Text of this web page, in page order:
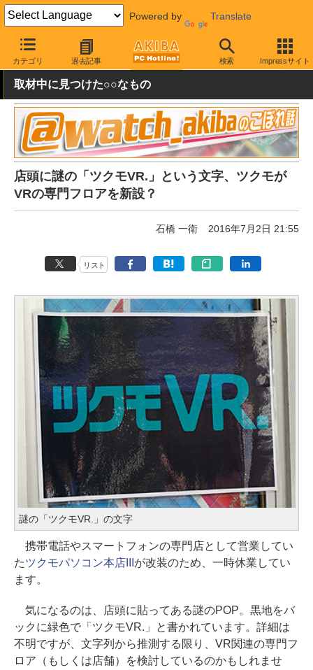
Powered by Translate
カテゴリ 過去記事 検索 Impressサイト
AKIBA PC Hotline! 秋葉原情報 スポット情報 ショップ
取材中に見つけた○○なもの
店頭に謎の「ツクモVR.」という文字、ツクモが
VRの専門フロアを新設？
石橋 一衛 2016年7月2日 21:55
リスト
謎の「ツクモVR.」の文字
携帯電話やスマートフォンの専門店として営業してい
たツクモパソコン本店III が改装のため、一時休業してい
ます。
気になるのは、店頭に貼ってある謎のPOP。黒地をバ
ックに緑色で「ツクモVR.」と書かれています。詳細は
不明ですが、文字列から推測する限り、VR関連の専門フ
ロア（もしくは店舗）を検討しているのかもしれませ